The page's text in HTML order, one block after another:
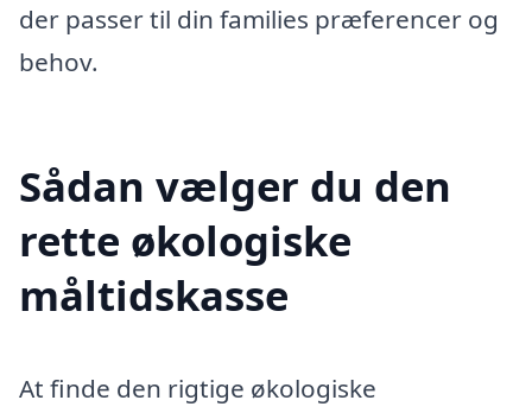
der passer til din families præferencer og
behov.
Sådan vælger du den
rette økologiske
måltidskasse
At finde den rigtige økologiske